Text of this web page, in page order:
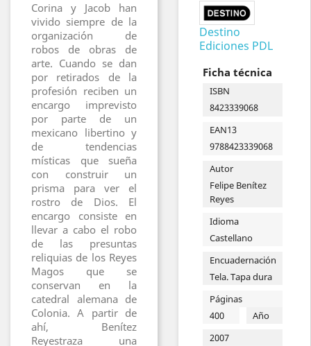
Corina y Jacob han
vivido siempre de la
organización de
robos de obras de
arte. Cuando se dan
por retirados de la
profesión reciben un
encargo imprevisto
por parte de un
mexicano libertino y
de tendencias
místicas que sueña
con construir un
prisma para ver el
rostro de Dios. El
encargo consiste en
llevar a cabo el robo
de las presuntas
reliquias de los Reyes
Magos que se
conservan en la
catedral alemana de
Colonia. A partir de
ahí, Benítez
Reyestraza una
Destino
Ediciones PDL
Ficha técnica
ISBN
8423339068
EAN13
9788423339068
Autor
Felipe Benítez
Reyes
Idioma
Castellano
Encuadernación
Tela. Tapa dura
Páginas
400
Año
2007